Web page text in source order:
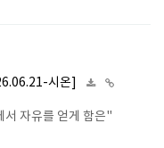
시온]
서 자유를 얻게 함은"